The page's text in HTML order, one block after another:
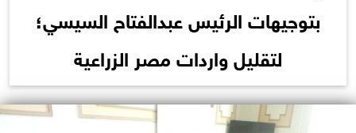
بتوجيهات الرئيس عبدالفتاح السيسي؛
لتقليل واردات مصر الزراعية